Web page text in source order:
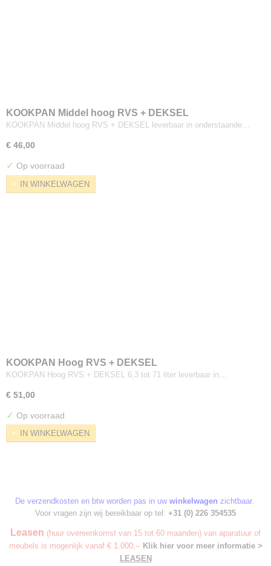
KOOKPAN Middel hoog RVS + DEKSEL
KOOKPAN Middel hoog RVS + DEKSEL leverbaar in onderstaande…
€ 46,00
✓ Op voorraad
IN WINKELWAGEN
KOOKPAN Hoog RVS + DEKSEL
KOOKPAN Hoog RVS + DEKSEL 6,3 tot 71 liter leverbaar in…
€ 51,00
✓ Op voorraad
IN WINKELWAGEN
De verzendkosten en btw worden pas in uw winkelwagen zichtbaar.
Voor vragen zijn wij bereikbaar op tel: +31 (0) 226 354535
Leasen (huur overeenkomst van 15 tot 60 maanden) van aparatuur of
meubels is mogenlijk vanaf € 1.000,-- Klik hier voor meer informatie >
LEASEN